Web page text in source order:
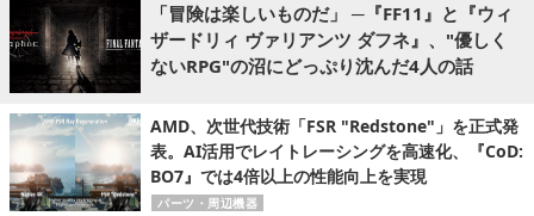
「冒険は楽しいものだ」 ─『FF11』と『ウィ
ザードリィ ヴァリアンツ ダフネ』、"優しく
ないRPG"の沼にどっぷり沈んだ4人の話
AMD、次世代技術「FSR "Redstone"」を正式発
表。AI活用でレイトレーシングを高速化、『CoD:
BO7』では4倍以上の性能向上を実現
パーツ・周辺機器